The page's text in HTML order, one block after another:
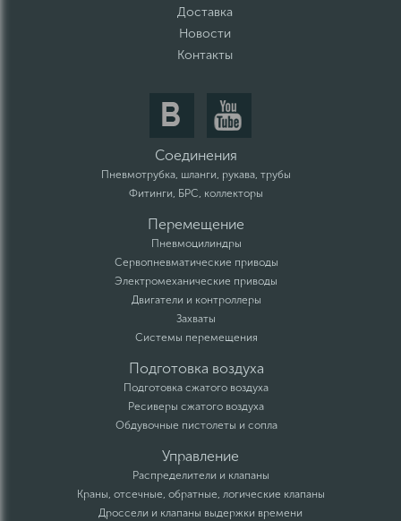
Доставка
Новости
Контакты
Соединения
Пневмотрубка, шланги, рукава, трубы
Фитинги, БРС, коллекторы
Перемещение
Пневмоцилиндры
Сервопневматические приводы
Электромеханические приводы
Двигатели и контроллеры
Захваты
Системы перемещения
Подготовка воздуха
Подготовка сжатого воздуха
Ресиверы сжатого воздуха
Обдувочные пистолеты и сопла
Управление
Распределители и клапаны
Краны, отсечные, обратные, логические клапаны
Дроссели и клапаны выдержки времени